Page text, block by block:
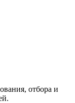
отбора и